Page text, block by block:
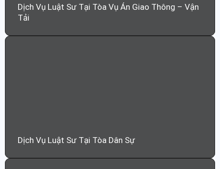
Dịch Vụ Luật Sư Tại Tòa Vụ Án Giao Thông – Vận
Tải
Dịch Vụ Luật Sư Tại Tòa Dân Sự